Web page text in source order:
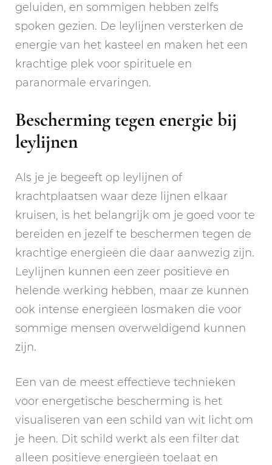
geluiden, en sommigen hebben zelfs
spoken gezien. De leylijnen versterken de
energie van het kasteel en maken het een
krachtige plek voor spirituele en
paranormale ervaringen.
Bescherming tegen energie bij
leylijnen
Als je je begeeft op leylijnen of
krachtplaatsen waar deze lijnen elkaar
kruisen, is het belangrijk om je goed voor te
bereiden en jezelf te beschermen tegen de
krachtige energieën die daar aanwezig zijn.
Leylijnen kunnen een zeer positieve en
helende werking hebben, maar ze kunnen
ook intense energieën losmaken die voor
sommige mensen overweldigend kunnen
zijn.
Een van de meest effectieve technieken
voor energetische bescherming is het
visualiseren van een schild van wit licht om
je heen. Dit schild werkt als een filter dat
alleen positieve energieën toelaat en